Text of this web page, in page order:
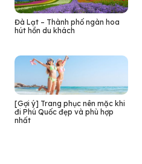
Đà Lạt – Thành phố ngàn hoa
hút hồn du khách
[Gợi ý] Trang phục nên mặc khi
đi Phú Quốc đẹp và phù hợp
nhất